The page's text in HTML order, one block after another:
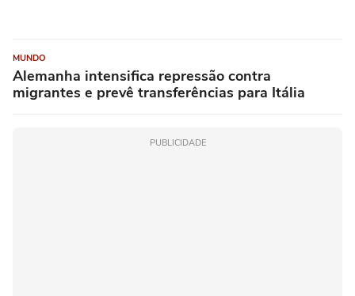
MUNDO
Alemanha intensifica repressão contra
migrantes e prevê transferências para Itália
PUBLICIDADE